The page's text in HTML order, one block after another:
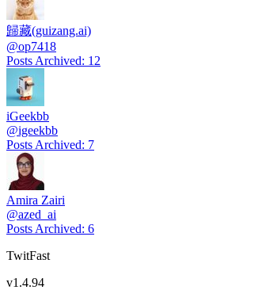
歸藏(guizang.ai)
@op7418
Posts Archived: 12
iGeekbb
@igeekbb
Posts Archived: 7
Amira Zairi
@azed_ai
Posts Archived: 6
TwitFast
v1.4.94